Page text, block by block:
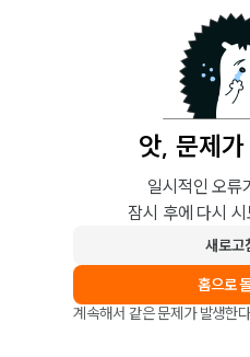
앗, 문제
일시적인 오류
잠시 후에 다시
새로고
홈으로
계속해서 같은 문제가 발생한